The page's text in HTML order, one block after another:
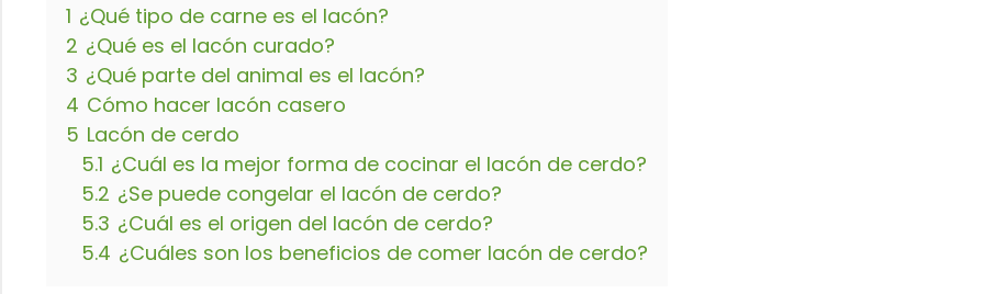
1 ¿Qué tipo de carne es el lacón?
2 ¿Qué es el lacón curado?
3 ¿Qué parte del animal es el lacón?
4 Cómo hacer lacón casero
5 Lacón de cerdo
5.1 ¿Cuál es la mejor forma de cocinar el lacón de cerdo?
5.2 ¿Se puede congelar el lacón de cerdo?
5.3 ¿Cuál es el origen del lacón de cerdo?
5.4 ¿Cuáles son los beneficios de comer lacón de cerdo?